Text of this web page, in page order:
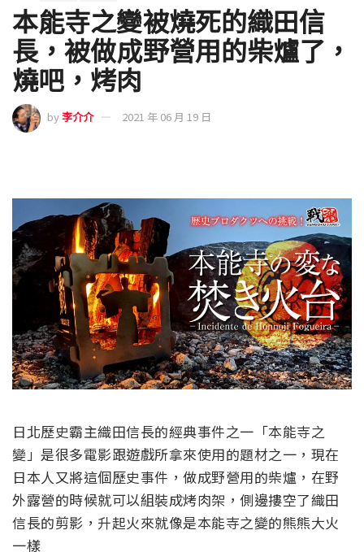
本能寺之變被燒死的織田信
長，被做成野營用的柴爐了，
燒吧，烤肉
by李介介 2021 年 06 月 19 日
日北歷史霸主織田信長的經典事件之一「本能寺之
變」是很多電影跟遊戲所拿來使用的題材之一，現在
日本人又將這個歷史事件，做成野營用的柴爐，在野
外露營的時候就可以組裝成烤肉架，側邊摟空了織田
信長的剪影，升起火來就像是本能寺之變的熊熊大火
一樣